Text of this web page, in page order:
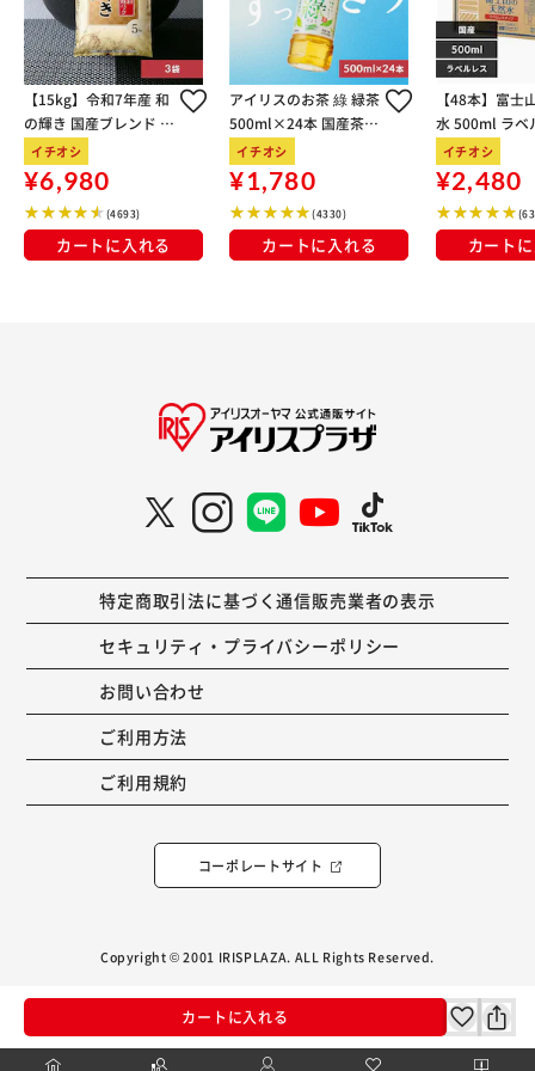
カートに入れる
【15kg】令和7年産 和
の輝き 国産ブレンド 5
kg×3袋
イチオシ
¥6,980
(4693)
カートに入れる
アイリスのお茶 綠 緑茶
500ml×24本 国産茶葉
100％使用
イチオシ
¥1,780
(4330)
カートに入れる
【48本】富士
水 500ml ラベ
イチオシ
¥2,480
カート
特定商取引法に基づく通信販売業者の表示
セキュリティ・プライバシーポリシー
お問い合わせ
ご利用方法
ご利用規約
コーポレートサイト
Copyright © 2001 IRISPLAZA. ALL Rights Reserved.